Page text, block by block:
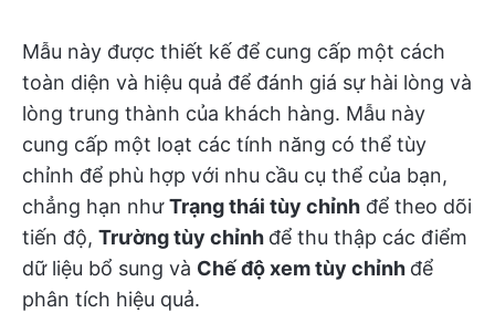
Mẫu này được thiết kế để cung cấp một cách
toàn diện và hiệu quả để đánh giá sự hài lòng và
lòng trung thành của khách hàng. Mẫu này
cung cấp một loạt các tính năng có thể tùy
chỉnh để phù hợp với nhu cầu cụ thể của bạn,
chẳng hạn nhưTrạng thái tùy chỉnh để theo dõi
tiến độ, Trường tùy chỉnh để thu thập các điểm
dữ liệu bổ sung và Chế độ xem tùy chỉnh để
phân tích hiệu quả.